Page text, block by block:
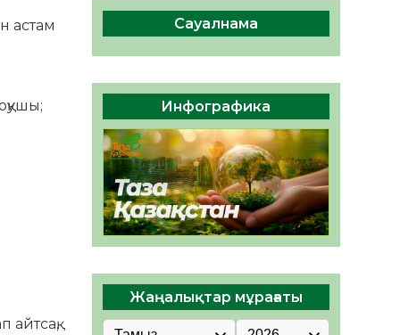
астам
айтсақ,
Руслан Рүстемұлы облыс
әкімінің кеңесшісі болып
тағайындалды
05.08.2026
50 0
Сауалнама
Инфографика
Жаңалықтар мұрағаты